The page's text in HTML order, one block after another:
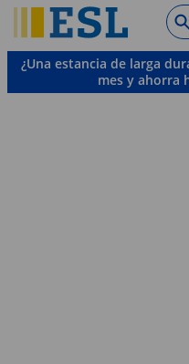
to
main
content
¿Una estancia de larga
mes y ahorra